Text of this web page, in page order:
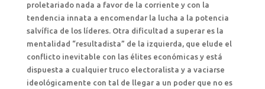
proletariado nada a favor de la corriente y con la
tendencia innata a encomendar la lucha a la potencia
salvífica de los líderes. Otra dificultad a superar es la
mentalidad “resultadista” de la izquierda, que elude el
conflicto inevitable con las élites económicas y está
dispuesta a cualquier truco electoralista y a vaciarse
ideológicamente con tal de llegar a un poder que no es